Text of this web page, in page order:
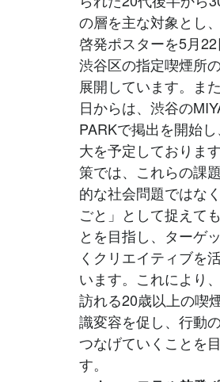
の層を主な対象とし
啓発ポスターを5月22
渋谷区の指定喫煙所
展開しています。ま
日からは、渋谷の
PARKで掲出を開始
大を予定しておりま
策では、これらの課
的な社会問題ではな
ごと」として捉えて
とを目指し、ターゲ
くクリエイティブを
います。これにより
訪れる20歳以上の喫
識変容を促し、行動
つなげていくことを
す。